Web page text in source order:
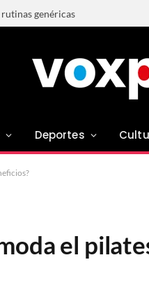
genéricas
Deportes
el